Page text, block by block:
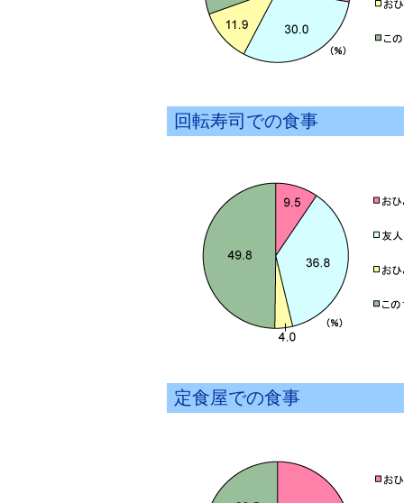
回転寿司での食事
定食屋での食事